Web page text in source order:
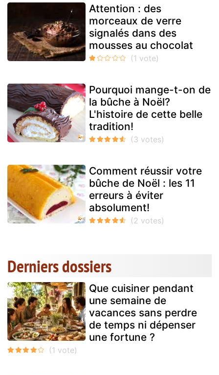
Attention : des
morceaux de verre
signalés dans des
mousses au chocolat
Pourquoi mange-t-on de
la bûche à Noël?
L'histoire de cette belle
tradition!
Comment réussir votre
bûche de Noël : les 11
erreurs à éviter
absolument!
Derniers dossiers
Que cuisiner pendant
une semaine de
vacances sans perdre
de temps ni dépenser
une fortune ?